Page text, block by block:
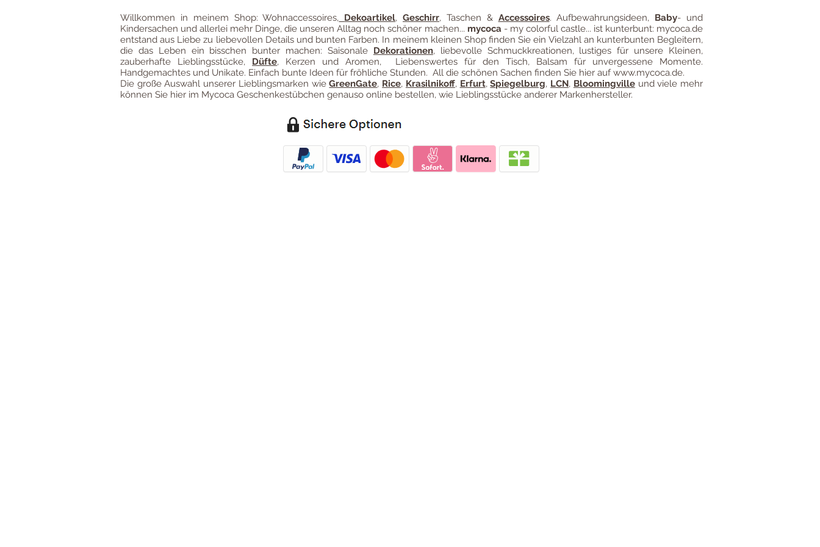
Willkommen in meinem Shop: Wohnaccessoires, Dekoartikel,Geschirr, Taschen & Accessoires.Aufbewahrungsideen, Baby- und
Kindersachen und allerlei mehr Dinge, die unseren Alltag noch schöner machen... mycoca - my colorful castle... ist kunterbunt: mycoca.de
entstand aus Liebe zu liebevollen Details und bunten Farben. In meinem kleinen Shop finden Sie ein Vielzahl an kunterbunten Begleitern,
die das Leben ein bisschen bunter machen: Saisonale Dekorationen, liebevolle Schmuckkreationen, lustiges für unsere Kleinen,
zauberhafte Lieblingsstücke, Düfte, Kerzen und Aromen, Liebenswertes für den Tisch, Balsam für unvergessene Momente.
Handgemachtes und Unikate. Einfach bunte Ideen für fröhliche Stunden. All die schönen Sachen finden Sie hier aufwww.mycoca.de.
Die große Auswahl unserer Lieblingsmarken wieGreenGate, Rice, Krasilnikoff, Erfurt,Spiegelburg, LCN, Bloomingville und viele mehr
können Sie hier im Mycoca Geschenkestübchen genauso online bestellen, wie Lieblingsstücke anderer Markenhersteller.